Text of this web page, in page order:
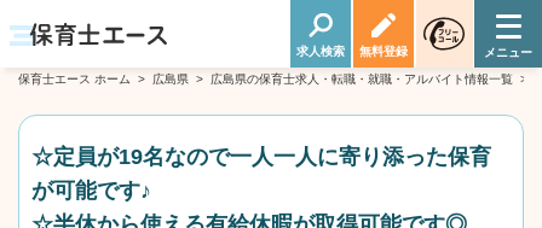
求人検索 無料登録
保育士エース ホーム > 広島県 > 広島県の保育士求人・転職・就職・アルバイト情報一覧 >
☆定員が19名なので一人一人に寄り添った保育
が可能です♪